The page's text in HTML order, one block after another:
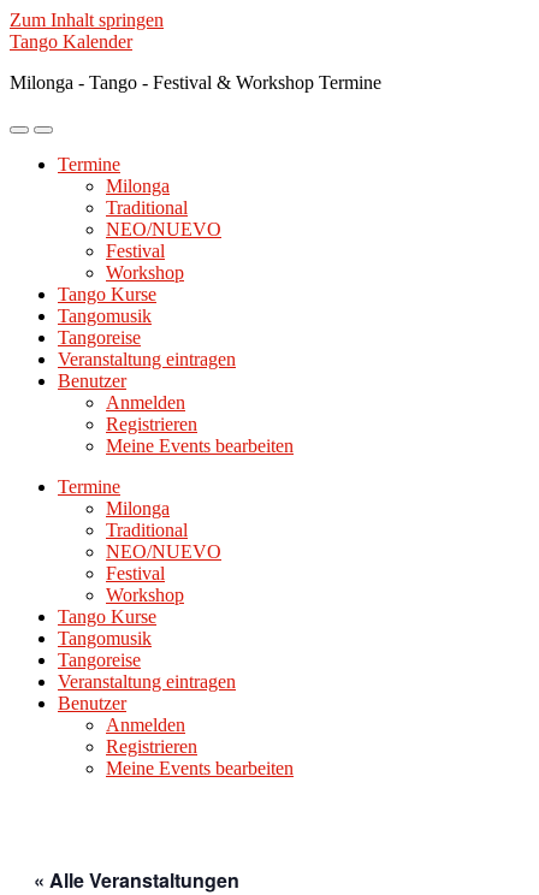
Zum Inhalt springen
Tango Kalender
Milonga - Tango - Festival & Workshop Termine
Mobile-
ein-/ausblenden
Suchfeld
ein-/ausblenden
Termine
Milonga
Traditional
NEO/NUEVO
Festival
Workshop
Tango Kurse
Tangomusik
Tangoreise
Veranstaltung eintragen
Benutzer
Anmelden
Registrieren
Meine Events bearbeiten
Termine
Milonga
Traditional
NEO/NUEVO
Festival
Workshop
Tango Kurse
Tangomusik
Tangoreise
Veranstaltung eintragen
Benutzer
Anmelden
Registrieren
Meine Events bearbeiten
« Alle Veranstaltungen